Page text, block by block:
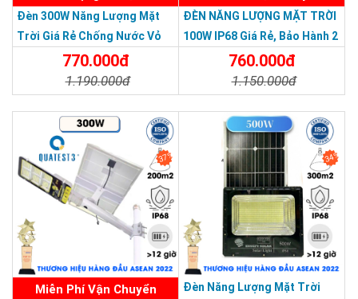
Chip LED:Đèn năng lượng mặt trời 60W bao gồm các bong
đèn LED kết hợp lại với nhau. Ưu điểm của bóng đèn LED là
siêu tiết kiệm, không toả nhiệt, không gây bức xạ gây nguy
hiểm cho trẻ nhỏ, bà bầu
THƯƠNG HIỆU HÀNG ĐẦU ASEAN 2022
Đèn 300W Năng Lượng Mặt
Trời Giá Rẻ Chống Nước Vỏ
Nhôm Đúc770.000đ
1.190.000đ
ĐÈN NĂNG LƯỢNG MẶT TRỜI
100W IP68 Giá Rẻ, Bảo Hành 2
760.000đ
1.150.000đ
37%
Miễn Phí Vận Chuyển
34%
Đèn Năng Lượng Mặt Trời